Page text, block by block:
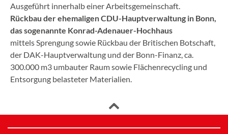
Ausgeführt innerhalb einer Arbeitsgemeinschaft.
Rückbau der ehemaligen CDU-Hauptverwaltung in Bonn,
das sogenannte Konrad-Adenauer-Hochhaus
mittels Sprengung sowie Rückbau der Britischen Botschaft,
der DAK-Hauptverwaltung und der Bonn-Finanz, ca.
300.000 m3 umbauter Raum sowie Flächenrecycling und
Entsorgung belasteter Materialien.